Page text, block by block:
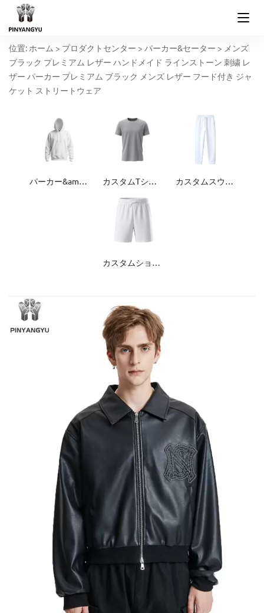
位置: ホーム > プロダクトセンター > パーカー&セーター > メンズ
ブラック プレミアム レザー ハンドメイド ラインストーン 刺繍 レ
ザー パーカー プレミアム ブラック メンズ レザー フード付き ジャ
ケット ストリートウェア
パーカー&amp;セーター カスタムTシャツ カスタムスウェットパンツ
カスタムショーツ